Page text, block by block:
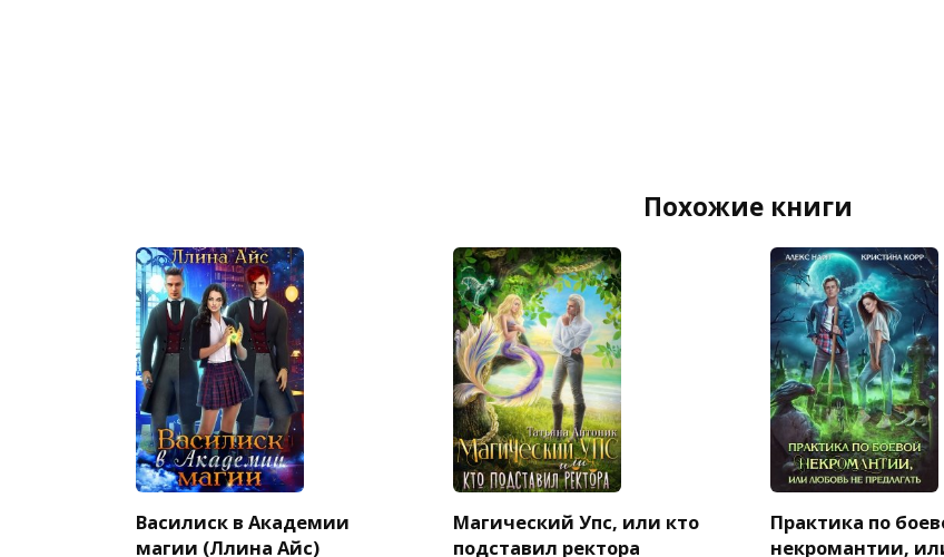
Похожие книги
Василиск в Академии
магии (Ллина Айс)
Магический Упс, или кто
подставил ректора
Практика по
некромантии,